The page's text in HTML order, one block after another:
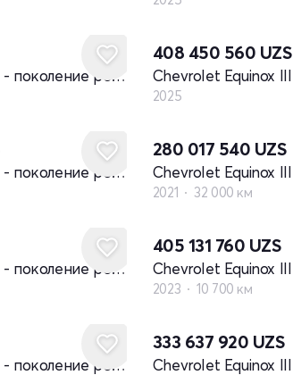
Chevrolet Equinox III - поколение рестайлинг
408 450 560 UZS
2025
Chevrolet Equinox III - поколение рестайлинг
280 017 540 UZS
2021 32 000 км
Chevrolet Equinox III - поколение рестайлинг
405 131 760 UZS
2023 10 700 км
Chevrolet Equinox III - поколение рестайлинг
333 637 920 UZS